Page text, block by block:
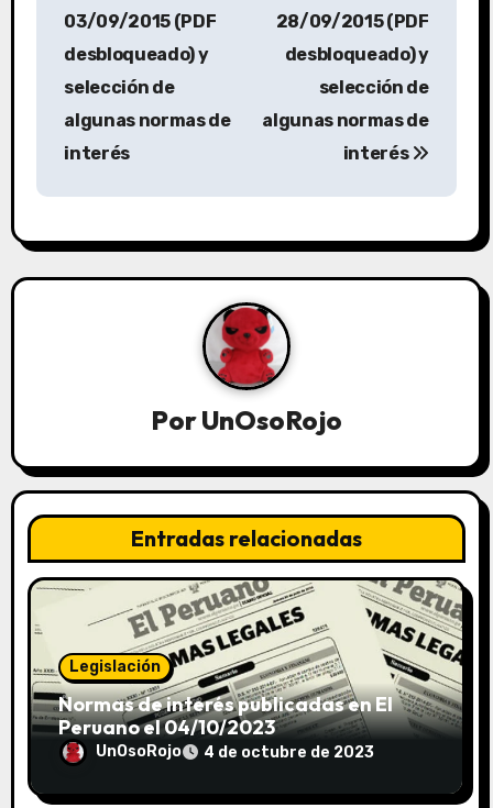
03/09/2015 (PDF
desbloqueado) y
selección de
algunas normas de
interés
28/09/2015 (PDF
desbloqueado) y
selección de
algunas normas de
interés
PorUnOsoRojo
Entradas relacionadas
Legislación
Normas de interés publicadas en El
Peruano el 04/10/2023
UnOsoRojo 4 de octubre de 2023